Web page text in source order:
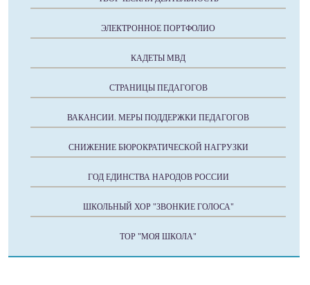
ЭЛЕКТРОННОЕ ПОРТФОЛИО
КАДЕТЫ МВД
СТРАНИЦЫ ПЕДАГОГОВ
ВАКАНСИИ. МЕРЫ ПОДДЕРЖКИ ПЕДАГОГОВ
СНИЖЕНИЕ БЮРОКРАТИЧЕСКОЙ НАГРУЗКИ
ГОД ЕДИНСТВА НАРОДОВ РОССИИ
ШКОЛЬНЫЙ ХОР "ЗВОНКИЕ ГОЛОСА"
ТОР "МОЯ ШКОЛА"